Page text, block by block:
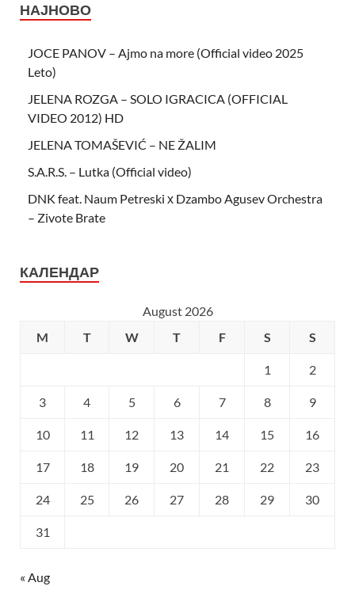
НАЈНОВО
JOCE PANOV – Ajmo na more (Official video 2025
Leto)
JELENA ROZGA – SOLO IGRACICA (OFFICIAL
VIDEO 2012) HD
JELENA TOMAŠEVIĆ – NE ŽALIM
S.A.R.S. – Lutka (Official video)
DNK feat. Naum Petreski х Dzambo Agusev Orchestra
– Zivote Brate
КАЛЕНДАР
August 2026
M
T W T F S S
1 2
3 4 5 6 7 8 9
10 11 12 13 14 15 16
17 18 19 20 21 22 23
24 25 26 27 28 29 30
31
« Aug